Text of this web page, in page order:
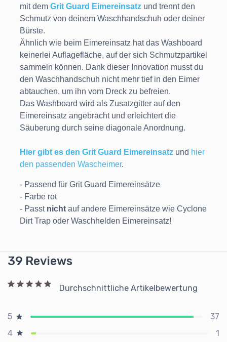
mit dem Grit Guard Eimereinsatz und trennt den
Schmutz von deinem Waschhandschuh oder deiner
Bürste.
Ähnlich wie beim Eimereinsatz hat das Washboard
keinerlei Auflagefläche, auf der sich Schmutzpartikel
sammeln können. Dank dieser Innovation musst du
den Waschhandschuh nicht mehr tief in den Eimer
abtauchen, um ihn vom Dreck zu befreien.
Das Washboard wird als Zusatzgitter auf den
Eimereinsatz angebracht und erleichtert die
Säuberung durch seine diagonale Anordnung.
Hier gibt es den Grit Guard Eimereinsatz und hier
den passenden Wascheimer.
- Passend für Grit Guard Eimereinsätze
- Farbe rot
- Passt nicht auf andere Eimereinsätze wie Cyclone
Dirt Trap oder Waschhelden Eimereinsatz!
39 Reviews
Durchschnittliche Artikelbewertung
5
37
4
1